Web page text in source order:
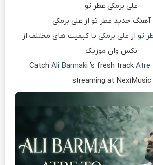
علی برمکی عطر تو
آهنگ جدید عطر تو از علی برمکی
تو از علی برمکی با کیفیت های مختلف از
نکس وان موزیک
Catch Ali Barmaki ’s fresh track Atre
streaming at Nex1Music